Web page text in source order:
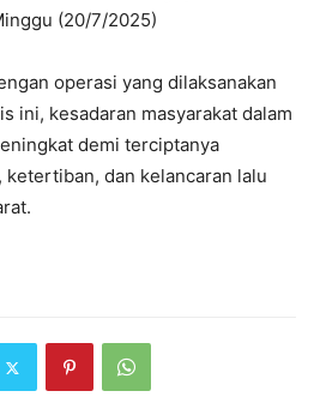
(20/7/2025)
operasi yang dilaksanakan
ini, kesadaran masyarakat dalam
demi terciptanya
ketertiban, dan kelancaran lalu